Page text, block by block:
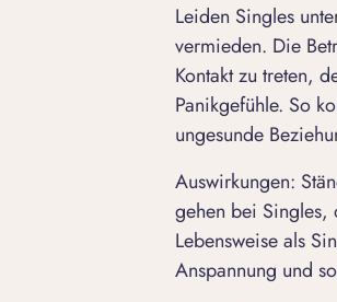
Leiden Singles
vermieden. Die
Kontakt zu treten,
Panikgefühle. So
ungesunde
Auswirkungen:
gehen bei
Lebensweise als
Anspannung und